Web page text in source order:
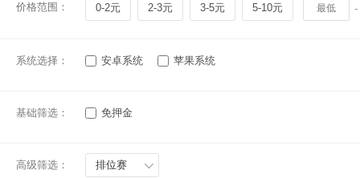
价格范围： 0-2元 2-3元 3-5元 5-10元 -
系统选择： 安卓系统 苹果系统
基础筛选： 免押金
高级筛选： 排位赛